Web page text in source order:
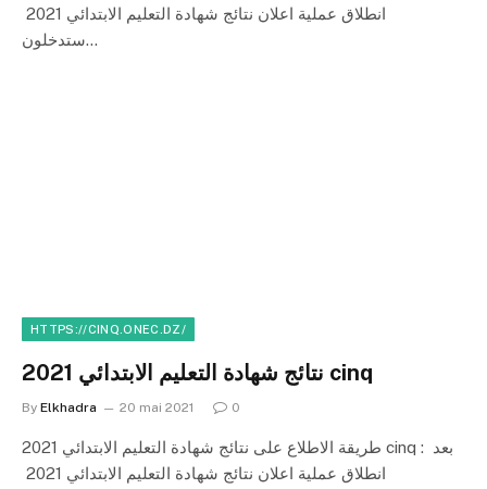
ستدخلون…
HTTPS://CINQ.ONEC.DZ/
نتائج شهادة التعليم الابتدائي 2021 cinq
By Elkhadra 20 mai 2021 0
طريقة الاطلاع على نتائج شهادة التعليم الابتدائي 2021 cinq : بعد